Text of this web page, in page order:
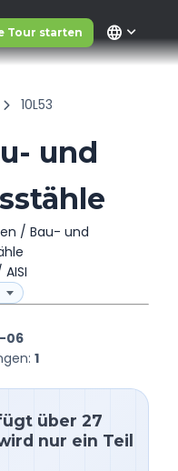
Tour starten language
10L53
und
/ Bau- und
06
1
über 27
nur ein Teil